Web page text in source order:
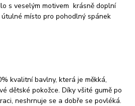
s veselým motivem krásně doplní
místo pro pohodlný spánek
kvalitní bavlny, která je měkká,
dětské pokožce. Díky všité gumě po
neshrnuje se a dobře se povléká.